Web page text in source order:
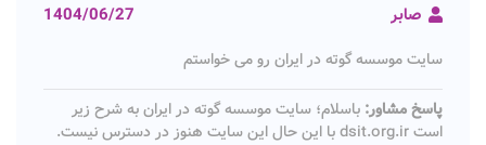
صابر 1404/06/27
سایت موسسه گوته در ایران رو می خواستم
پاسخ مشاور: باسلام؛ سایت موسسه گوته در ایران به شرح زیر
است dsit.org.ir با این حال این سایت هنوز در دسترس نیست.